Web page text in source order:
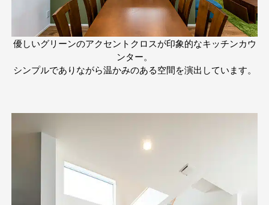
優しいグリーンのアクセントクロスが印象的なキッチンカウ
ンター。
シンプルでありながら温かみのある空間を演出しています。